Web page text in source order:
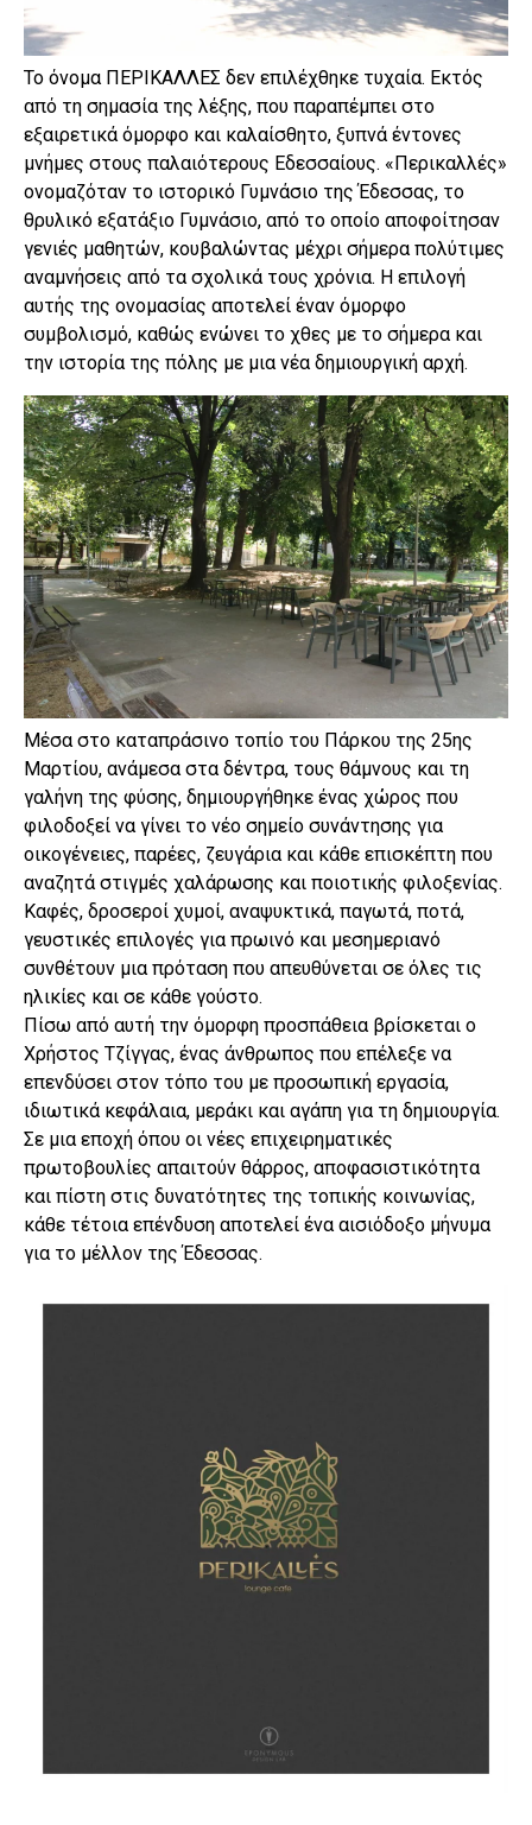
Το όνομα ΠΕΡΙΚΑΛΛΕΣ δεν επιλέχθηκε τυχαία. Εκτός
από τη σημασία της λέξης, που παραπέμπει στο
εξαιρετικά όμορφο και καλαίσθητο, ξυπνά έντονες
μνήμες στους παλαιότερους Εδεσσαίους. «Περικαλλές»
ονομαζόταν το ιστορικό Γυμνάσιο της Έδεσσας, το
θρυλικό εξατάξιο Γυμνάσιο, από το οποίο αποφοίτησαν
γενιές μαθητών, κουβαλώντας μέχρι σήμερα πολύτιμες
αναμνήσεις από τα σχολικά τους χρόνια. Η επιλογή
αυτής της ονομασίας αποτελεί έναν όμορφο
συμβολισμό, καθώς ενώνει το χθες με το σήμερα και
την ιστορία της πόλης με μια νέα δημιουργική αρχή.
Μέσα στο καταπράσινο τοπίο του Πάρκου της 25ης
Μαρτίου, ανάμεσα στα δέντρα, τους θάμνους και τη
γαλήνη της φύσης, δημιουργήθηκε ένας χώρος που
φιλοδοξεί να γίνει το νέο σημείο συνάντησης για
οικογένειες, παρέες, ζευγάρια και κάθε επισκέπτη που
αναζητά στιγμές χαλάρωσης και ποιοτικής φιλοξενίας.
Καφές, δροσεροί χυμοί, αναψυκτικά, παγωτά, ποτά,
γευστικές επιλογές για πρωινό και μεσημεριανό
συνθέτουν μια πρόταση που απευθύνεται σε όλες τις
ηλικίες και σε κάθε γούστο.
Πίσω από αυτή την όμορφη προσπάθεια βρίσκεται ο
Χρήστος Τζίγγας, ένας άνθρωπος που επέλεξε να
επενδύσει στον τόπο του με προσωπική εργασία,
ιδιωτικά κεφάλαια, μεράκι και αγάπη για τη δημιουργία.
Σε μια εποχή όπου οι νέες επιχειρηματικές
πρωτοβουλίες απαιτούν θάρρος, αποφασιστικότητα
και πίστη στις δυνατότητες της τοπικής κοινωνίας,
κάθε τέτοια επένδυση αποτελεί ένα αισιόδοξο μήνυμα
για το μέλλον της Έδεσσας.